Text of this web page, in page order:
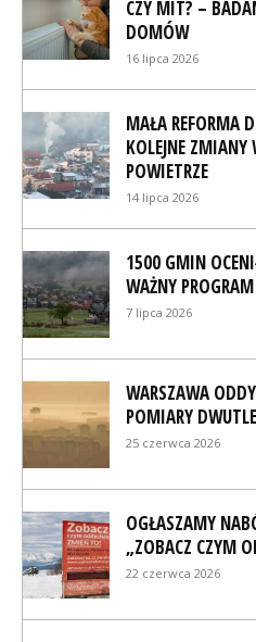
CZY MIT? –
DOMÓW
16 lipca 2026
MAŁA REFORMA
KOLEJNE ZMIANY
POWIETRZE
14 lipca 2026
1500 GMIN
WAŻNY
7 lipca 2026
WARSZAWA
POMIARY
25 czerwca 2026
OGŁASZAMY
„ZOBACZ CZYM
22 czerwca 2026